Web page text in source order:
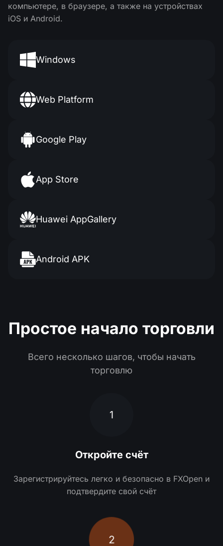
компьютере, в браузере, а также на устройствах
iOS и Android.
Windows
Web Platform
Google Play
App Store
Huawei AppGallery
Android APK
Простое начало торговли
Всего несколько шагов, чтобы начать
торговлю
1
Откройте счёт
Зарегистрируйтесь легко и безопасно в FXOpen и
подтвердите свой счёт
2